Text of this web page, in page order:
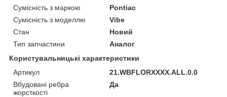
Сумісність з маркою
Pontiac
Сумісність з моделлю
Vibe
Стан
Новий
Тип запчастини
Аналог
Користувальницькі характеристики
Артикул
21.WBFLORXXXX.ALL.0.0
Вбудовані ребра
жорсткості
Да